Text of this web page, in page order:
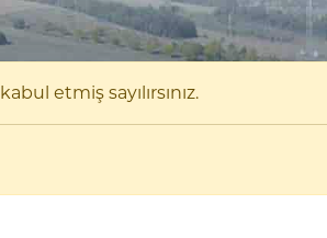
kabul etmiş sayılırsınız.